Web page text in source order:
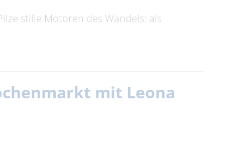
stille Motoren des Wandels: als
mit Leona